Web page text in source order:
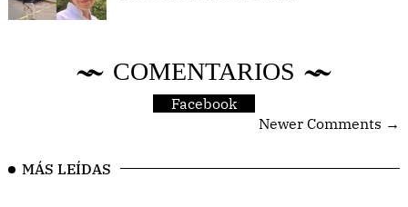
COMENTARIOS
Facebook
Newer Comments →
MÁS LEÍDAS